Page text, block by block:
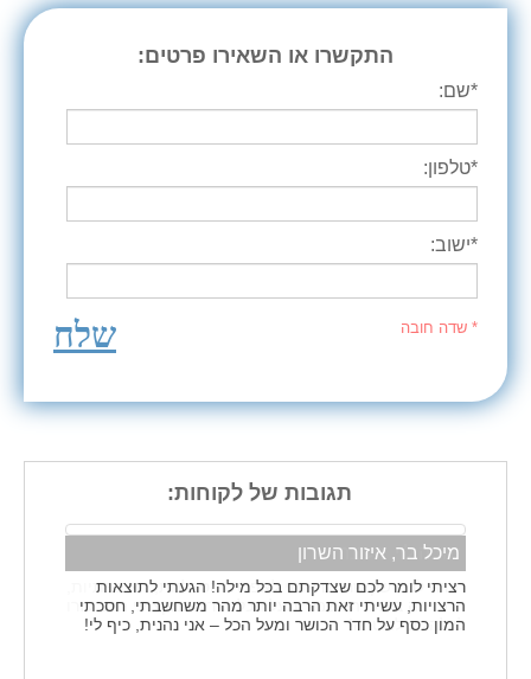
התקשרו או השאירו פרטים:
*שם:
*טלפון:
*ישוב:
שלח * שדה חובה
תגובות של לקוחות:
מיכל בר, איזור השרון
רציתי לומר לכם שצדקתם בכל מילה! הגעתי לתוצאות
הרצויות, עשיתי זאת הרבה יותר מהר משחשבתי, חסכתי
המון כסף על חדר הכושר ומעל הכל – אני נהנית, כיף לי!